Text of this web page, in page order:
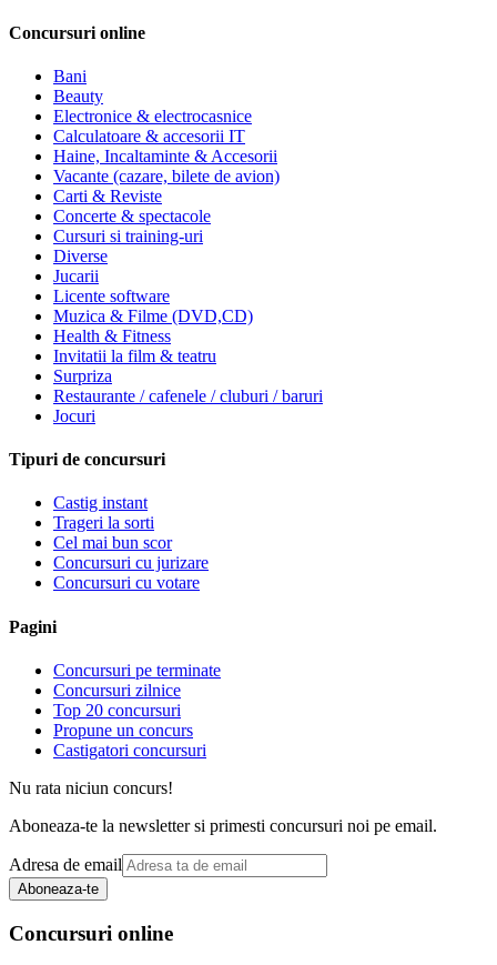
Concursuri online
Bani
Beauty
Electronice & electrocasnice
Calculatoare & accesorii IT
Haine, Incaltaminte & Accesorii
Vacante (cazare, bilete de avion)
Carti & Reviste
Concerte & spectacole
Cursuri si training-uri
Diverse
Jucarii
Licente software
Muzica & Filme (DVD,CD)
Health & Fitness
Invitatii la film & teatru
Surpriza
Restaurante / cafenele / cluburi / baruri
Jocuri
Tipuri de concursuri
Castig instant
Trageri la sorti
Cel mai bun scor
Concursuri cu jurizare
Concursuri cu votare
Pagini
Concursuri pe terminate
Concursuri zilnice
Top 20 concursuri
Propune un concurs
Castigatori concursuri
Nu rata niciun concurs!
Aboneaza-te la newsletter si primesti concursuri noi pe email.
Adresa de email
Aboneaza-te
Concursuri online